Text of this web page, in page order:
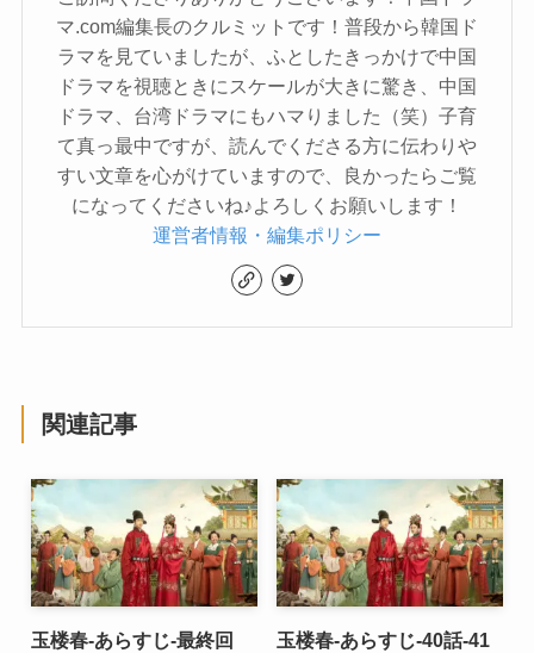
マ.com編集長のクルミットです！普段から韓国ド
ラマを見ていましたが、ふとしたきっかけで中国
ドラマを視聴ときにスケールが大きに驚き、中国
ドラマ、台湾ドラマにもハマりました（笑）子育
て真っ最中ですが、読んでくださる方に伝わりや
すい文章を心がけていますので、良かったらご覧
になってくださいね♪よろしくお願いします！
運営者情報・編集ポリシー
関連記事
玉楼春-あらすじ-最終回
玉楼春-あらすじ-40話-41